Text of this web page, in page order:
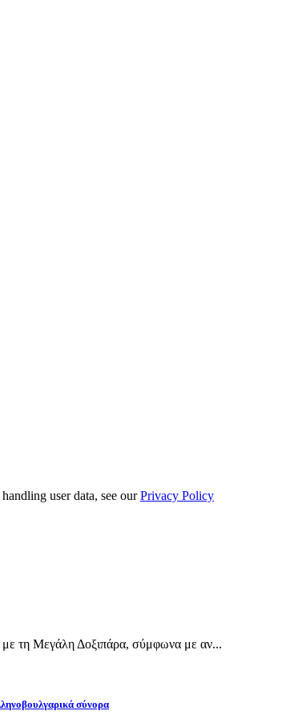
user data, see ourPrivacy Policy
με τη Μεγάλη Δοξιπάρα, σύμφωνα με αν...
σύνορα